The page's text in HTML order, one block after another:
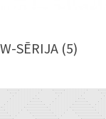
W-SĒRIJA (5)